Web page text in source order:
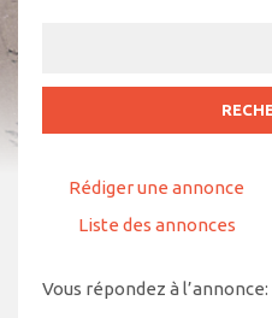
Rédiger une annonce
Liste des annonces
Vous répondez à l’annonce: